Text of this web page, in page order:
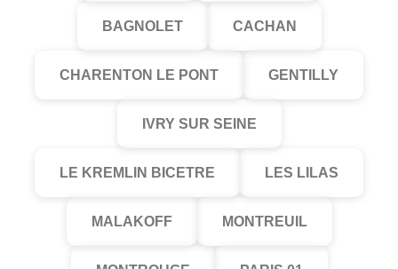
BAGNOLET CACHAN
CHARENTON LE PONT GENTILLY
IVRY SUR SEINE
LE KREMLIN BICETRE LES LILAS
MALAKOFF MONTREUIL